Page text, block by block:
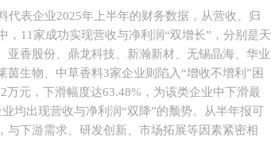
代表企业2025年上半年的财务数据，从营收、归
，11家成功实现营收与净利润“双增长”，分别是天
香股份、 鼎龙科技 、新瀚新材、无锡晶海、华业
生物、中草香料3家企业则陷入“增收不增利”困
元，下滑幅度达63.48%，为该类企业中下滑最
均出现营收与净利润“双降”的颓势。从半年报可
与下游需求、研发创新、市场拓展等因素紧密相